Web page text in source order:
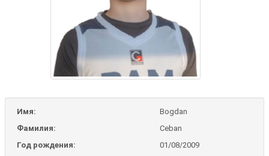
Имя:
Bogdan
Фамилия:
Ceban
Год рождения:
01/08/2009